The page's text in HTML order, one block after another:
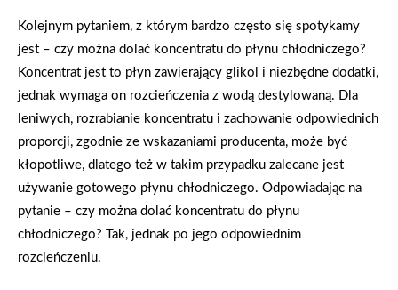
Kolejnym pytaniem, z którym bardzo często się spotykamy
jest – czy można dolać koncentratu do płynu chłodniczego?
Koncentrat jest to płyn zawierający glikol i niezbędne dodatki,
jednak wymaga on rozcieńczenia z wodą destylowaną. Dla
leniwych, rozrabianie koncentratu i zachowanie odpowiednich
proporcji, zgodnie ze wskazaniami producenta, może być
kłopotliwe, dlatego też w takim przypadku zalecane jest
używanie gotowego płynu chłodniczego. Odpowiadając na
pytanie – czy można dolać koncentratu do płynu
chłodniczego? Tak, jednak po jego odpowiednim
rozcieńczeniu.